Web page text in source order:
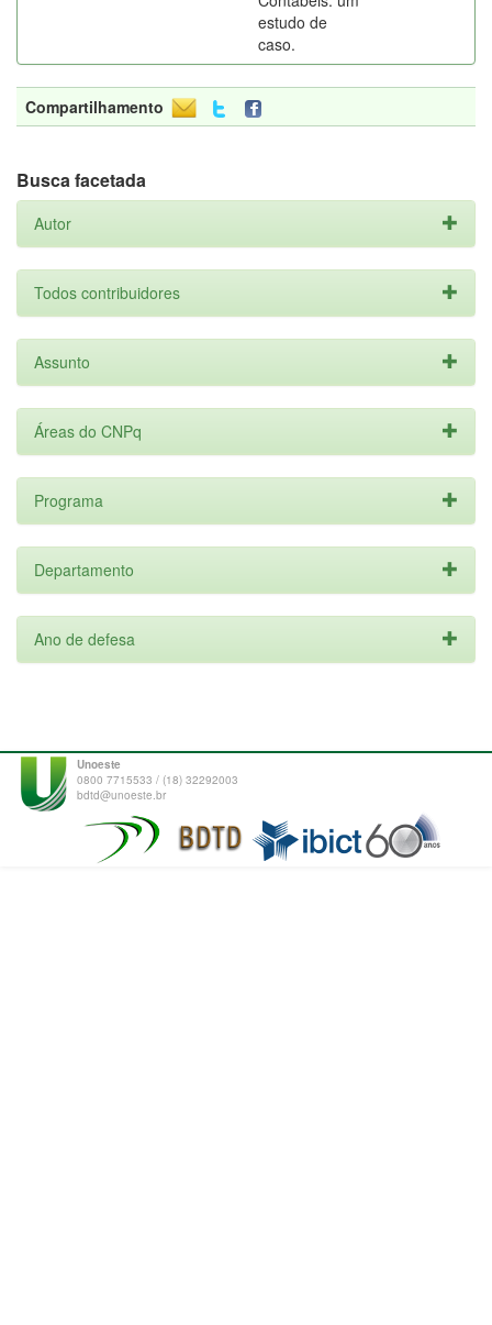
estudo de
caso.
Compartilhamento
Busca facetada
Autor
Todos contribuidores
Assunto
Áreas do CNPq
Programa
Departamento
Ano de defesa
Unoeste
0800 7715533 / (18) 32292003
bdtd@unoeste.br